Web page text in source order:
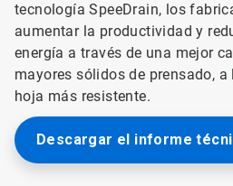
tecnología SpeeDrain, los
aumentar la productividad y
energía a través de una mejor
mayores sólidos de prensado,
hoja más resistente.
Descargar el informe